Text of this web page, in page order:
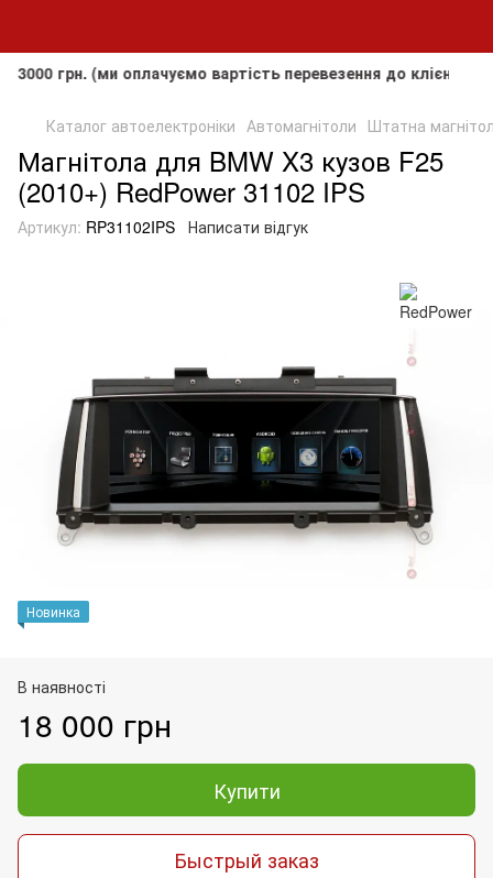
(ми оплачуємо вартість перевезення до клієнта, але
Каталог автоелектроніки Автомагнітоли Штатна
Магнітола для BMW X3 кузов F25
(2010+) RedPower 31102 IPS
Артикул: RP31102IPS Написати відгук
Новинка
В наявності
18 000 грн
Купити
Быстрый заказ